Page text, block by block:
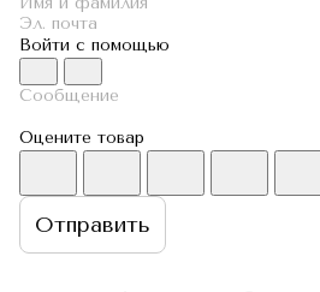
Войти с помощью
Оцените товар
Отправить